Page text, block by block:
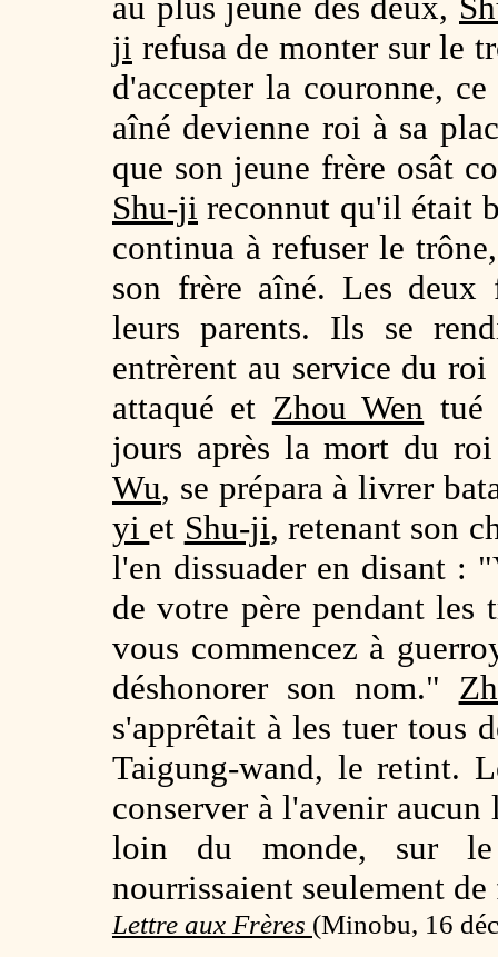
ji refusa de monter sur le
d'accepter la couronne,
aîné devienne roi à sa
que son jeune frère osât
Shu-ji reconnut qu'il était
continua à refuser le
son frère aîné. Les deux
leurs parents. Ils se
entrèrent au service du roi
attaqué et Zhou Wen
jours après la mort du
Wu, se prépara à livrer
yi et Shu-ji, retenant son
l'en dissuader en disant :
de votre père pendant les
vous commencez à
déshonorer son nom."
s'apprêtait à les tuer tous
Taigung-wand, le retint.
conserver à l'avenir
loin du monde, sur
nourrissaient seulement de
Lettre aux Frères (Minobu, 16